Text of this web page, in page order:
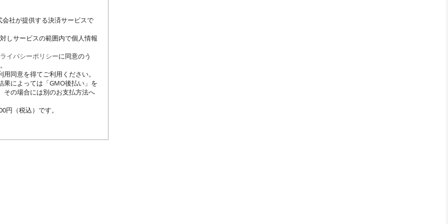
社が提供する決済サービスで
しサービスの範囲内で個人情報
イバシーポリシーに同意のう
同意を得てご利用ください。
果によっては「GMO後払い」を
その場合には別のお支払方法へ
円（税込）です。